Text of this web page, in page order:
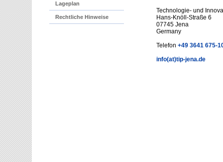
Lageplan
Rechtliche Hinweise
Technologie- und
Hans-Knöll-Straße 6
07745 Jena
Germany
Telefon +49 3641 675-
info(at)tip-jena.de